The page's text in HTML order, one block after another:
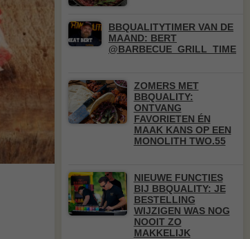
BBQUALITYTIMER VAN DE
MAAND: BERT
@BARBECUE_GRILL_TIME
ZOMERS MET
BBQUALITY:
ONTVANG
FAVORIETEN ÉN
MAAK KANS OP EEN
MONOLITH TWO.55
NIEUWE FUNCTIES
BIJ BBQUALITY: JE
BESTELLING
WIJZIGEN WAS NOG
NOOIT ZO
MAKKELIJK